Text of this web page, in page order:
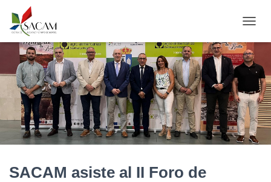
A
M
B
R
M
O
D
O
SACAM asiste al II Foro de